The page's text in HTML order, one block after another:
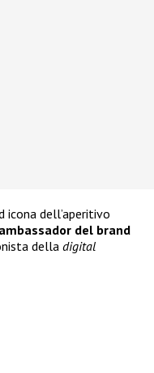
icona dell’aperitivo
del brand
della digital